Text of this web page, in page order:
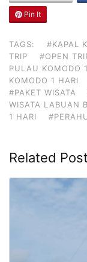
Pin It
TAGS: #KAPAL
TRIP
#OPEN
PULAU KOMODO
KOMODO 1 HARI
#PAKET WISATA
WISATA LABUAN
1 HARI
Related